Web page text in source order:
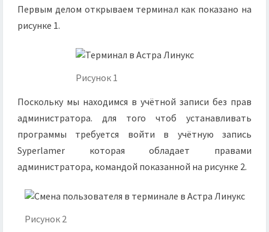
Первым делом открываем терминал как показано на
рисунке 1.
Рисунок 1
Поскольку мы находимся в учётной записи без прав
администратора. для того чтоб устанавливать
программы требуется войти в учётную запись
Syperlamer которая обладает правами
администратора, командой показанной на рисунке 2.
Рисунок 2